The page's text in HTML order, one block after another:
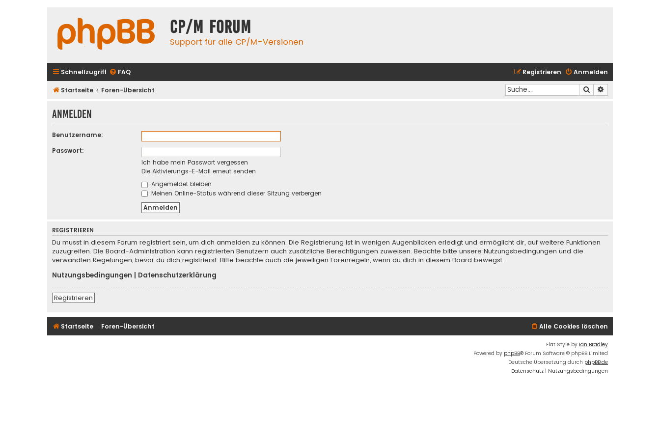
CP/M Forum
Support für alle CP/M-Versionen
Schnellzugriff FAQ Anmelden
Registrieren
Startseite Foren-Übersicht Suche
Anmelden
Benutzername:
Passwort:
Ich habe mein Passwort vergessen
Die Aktivierungs-E-Mail erneut senden
Angemeldet bleiben
Meinen Online-Status während dieser Sitzung verbergen
REGISTRIEREN
Du musst in diesem Forum registriert sein, um dich anmelden zu können. Die Registrierung ist in wenigen Augenblicken erledigt und ermöglicht dir, auf weitere Funktionen
zuzugreifen. Die Board-Administration kann registrierten Benutzern auch zusätzliche Berechtigungen zuweisen. Beachte bitte unsere Nutzungsbedingungen und die
verwandten Regelungen, bevor du dich registrierst. Bitte beachte auch die jeweiligen Forenregeln, wenn du dich in diesem Board bewegst.
Nutzungsbedingungen
Datenschutzerklärung
Registrieren
Startseite Foren-Übersicht Alle Cookies löschen
Flat Style by Ian Bradley
Powered by phpBB® Forum Software © phpBB Limited
Deutsche Übersetzung durch phpBB.de
Datenschutz | Nutzungsbedingungen